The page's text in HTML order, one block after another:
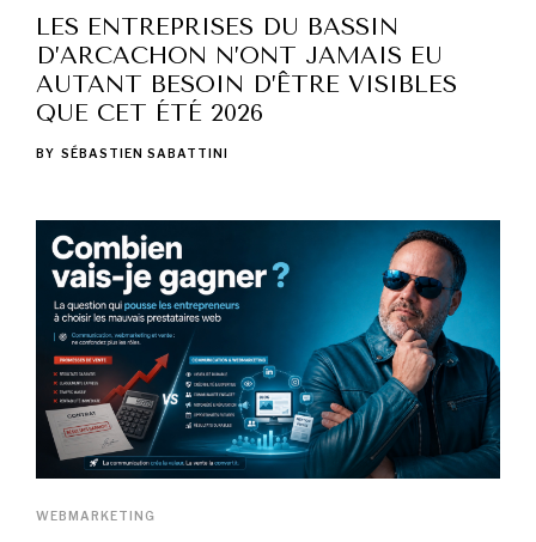
LES ENTREPRISES DU BASSIN
D’ARCACHON N’ONT JAMAIS EU
AUTANT BESOIN D’ÊTRE VISIBLES
QUE CET ÉTÉ 2026
BY SÉBASTIEN SABATTINI
WEBMARKETING